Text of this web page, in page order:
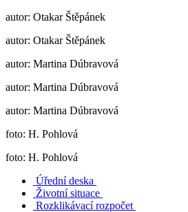
autor: Otakar Štěpánek
autor: Otakar Štěpánek
autor: Martina Dúbravová
autor: Martina Dúbravová
autor: Martina Dúbravová
foto: H. Pohlová
foto: H. Pohlová
Úřední deska
Životní situace
Rozklikávací rozpočet